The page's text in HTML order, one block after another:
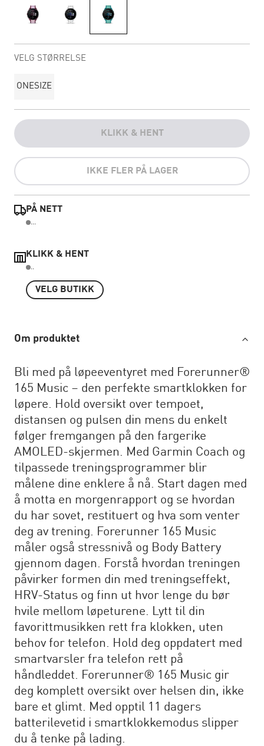
VELG STØRRELSE
ONESIZE
KLIKK & HENT
IKKE FLER PÅ LAGER
PÅ NETT
...
KLIKK & HENT
..
VELG BUTIKK
Om produktet
Bli med på løpeeventyret med Forerunner®
165 Music – den perfekte smartklokken for
løpere. Hold oversikt over tempoet,
distansen og pulsen din mens du enkelt
følger fremgangen på den fargerike
AMOLED-skjermen. Med Garmin Coach og
tilpassede treningsprogrammer blir
målene dine enklere å nå. Start dagen med
å motta en morgenrapport og se hvordan
du har sovet, restituert og hva som venter
deg av trening. Forerunner 165 Music
måler også stressnivå og Body Battery
gjennom dagen. Forstå hvordan treningen
påvirker formen din med treningseffekt,
HRV-Status og finn ut hvor lenge du bør
hvile mellom løpeturene. Lytt til din
favorittmusikken rett fra klokken, uten
behov for telefon. Hold deg oppdatert med
smartvarsler fra telefon rett på
håndleddet. Forerunner® 165 Music gir
deg komplett oversikt over helsen din, ikke
bare et glimt. Med opptil 11 dagers
batterilevetid i smartklokkemodus slipper
du å tenke på lading.